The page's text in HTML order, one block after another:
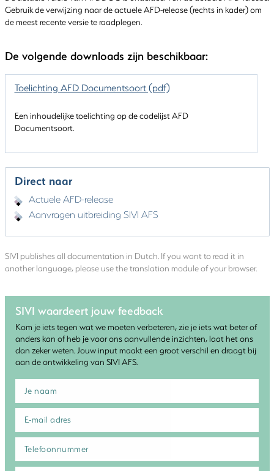
Gebruik de verwijzing naar de actuele AFD-release (rechts in kader) om
de meest recente versie te raadplegen.
De volgende downloads zijn beschikbaar:
Toelichting AFD Documentsoort (pdf)
Een inhoudelijke toelichting op de codelijst AFD
Documentsoort.
Direct naar
Actuele AFD-release
Aanvragen uitbreiding SIVI AFS
SIVI publishes all documentation in Dutch. If you want to read it in
another language, please use the translation module of your browser.
SIVI waardeert jouw feedback
Kom je iets tegen wat we moeten verbeteren, zie je iets wat beter of
anders kan of heb je voor ons aanvullende inzichten, laat het ons
dan zeker weten. Jouw input maakt een groot verschil en draagt bij
aan de ontwikkeling van SIVI AFS.